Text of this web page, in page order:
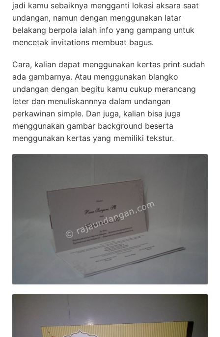
jadi kamu sebaiknya mengganti lokasi aksara saat
undangan, namun dengan menggunakan latar
belakang berpola ialah info yang gampang untuk
mencetak invitations membuat bagus.
Cara, kalian dapat menggunakan kertas print sudah
ada gambarnya. Atau menggunakan blangko
undangan dengan begitu kamu cukup merancang
leter dan menuliskannnya dalam undangan
perkawinan simple. Dan juga, kalian bisa juga
menggunakan gambar background beserta
menggunakan kertas yang memiliki tekstur.